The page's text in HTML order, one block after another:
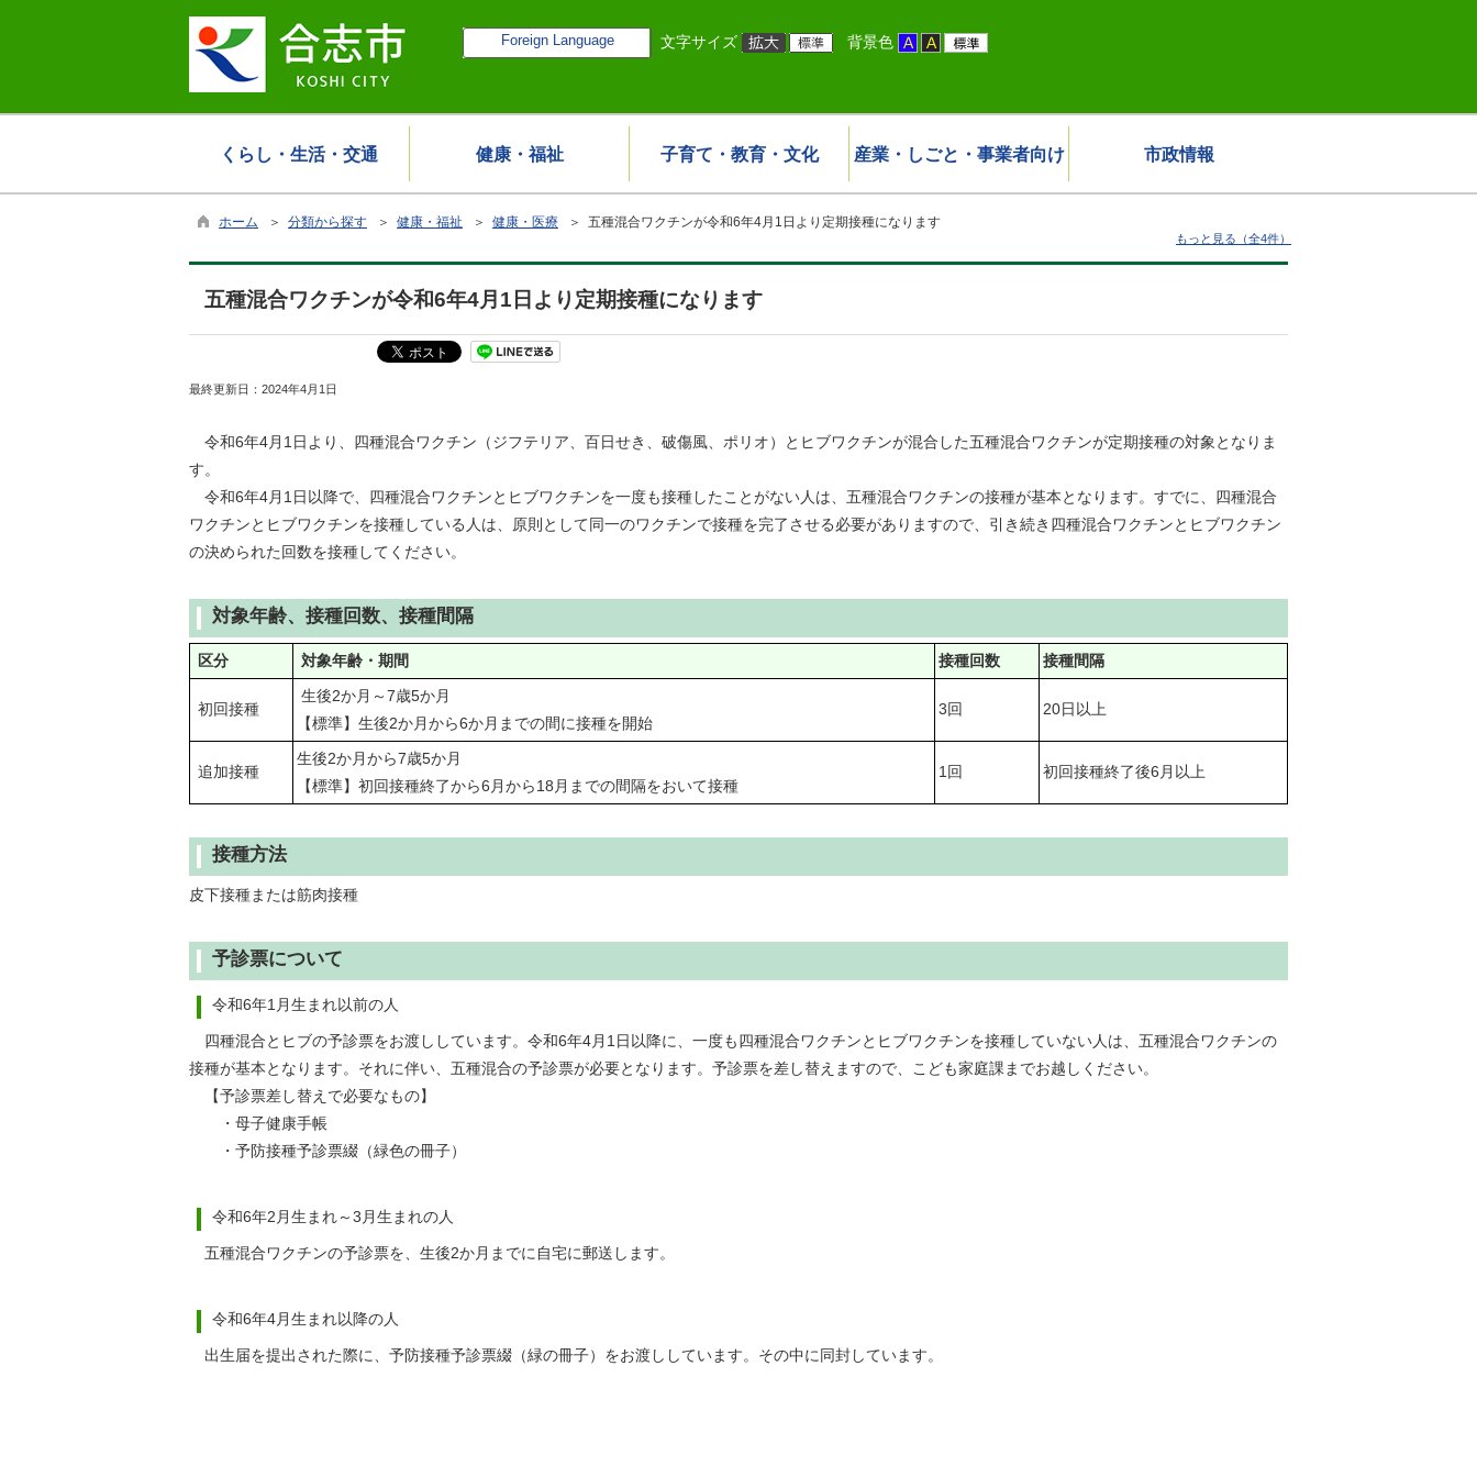
Foreign Language 文字サイズ 背景色
くらし・生活・交通 健康・福祉 子育て・教育・文化 産業・しごと・事業者向け 市政情報
ホーム ＞ 分類から探す ＞ 健康・福祉 ＞ 健康・医療 ＞ 五種混合ワクチンが令和6年4月1日より定期接種になります
もっと見る（全4件）
五種混合ワクチンが令和6年4月1日より定期接種になります
最終更新日： 2024年4月1日
令和6年4月1日より、四種混合ワクチン（ジフテリア、百日せき、破傷風、ポリオ）とヒブワクチンが混合した五種混合ワクチンが定期接種の対象となりま
す。
令和6年4月1日以降で、四種混合ワクチンとヒブワクチンを一度も接種したことがない人は、五種混合ワクチンの接種が基本となります。すでに、四種混合
ワクチンとヒブワクチンを接種している人は、原則として同一のワクチンで接種を完了させる必要がありますので、引き続き四種混合ワクチンとヒブワクチン
の決められた回数を接種してください。
対象年齢、接種回数、接種間隔
区分 対象年齢・期間 接種回数 接種間隔
初回接種
生後2か月～7歳5か月
【標準】生後2か月から6か月までの間に接種を開始
3回 20日以上
追加接種
生後2か月から7歳5か月
【標準】初回接種終了から6月から18月までの間隔をおいて接種
1回 初回接種終了後6月以上
接種方法
皮下接種または筋肉接種
予診票について
令和6年1月生まれ以前の人
四種混合とヒブの予診票をお渡ししています。令和6年4月1日以降に、一度も四種混合ワクチンとヒブワクチンを接種していない人は、五種混合ワクチンの
接種が基本となります。それに伴い、五種混合の予診票が必要となります。予診票を差し替えますので、こども家庭課までお越しください。
【予診票差し替えで必要なもの】
・母子健康手帳
・予防接種予診票綴（緑色の冊子）
令和6年2月生まれ～3月生まれの人
五種混合ワクチンの予診票を、生後2か月までに自宅に郵送します。
令和6年4月生まれ以降の人
出生届を提出された際に、予防接種予診票綴（緑の冊子）をお渡ししています。その中に同封しています。